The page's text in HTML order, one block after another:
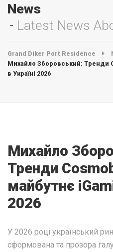
News
Latest News
Grand Diker Port Residence
Михайло Зборовський: Тренди
в Україні 2026
Михайло
Тренди
майбутнє
2026
У 2026 році український
сформована та прозора